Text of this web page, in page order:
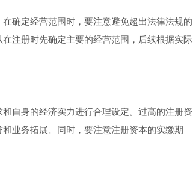
确定经营范围时，要注意避免超出法律法规的
注册时先确定主要的经营范围，后续根据实际
自身的经济实力进行合理设定。过高的注册资
业务拓展。同时，要注意注册资本的实缴期